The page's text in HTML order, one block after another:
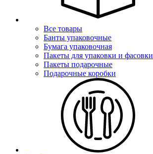
Все товары
Банты упаковочные
Бумага упаковочная
Пакеты для упаковки и фасовки
Пакеты подарочные
Подарочные коробки